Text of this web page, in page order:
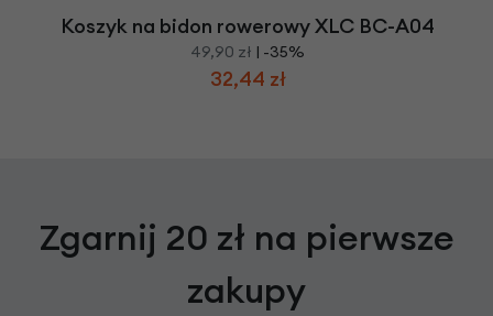
Koszyk na bidon rowerowy XLC BC-A04
49,90 zł | -35%
32,44 zł
Zgarnij 20 zł na pierwsze
zakupy